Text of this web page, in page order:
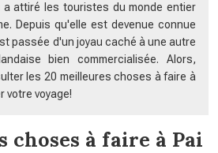
attiré les touristes du monde entier
Depuis qu'elle est devenue connue
passée d'un joyau caché à une autre
bien commercialisée. Alors,
les 20 meilleures choses à faire à
votre voyage!
choses à faire à Pai